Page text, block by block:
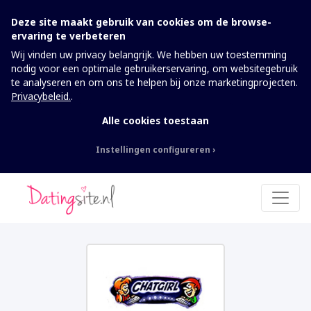
Deze site maakt gebruik van cookies om de browse-
ervaring te verbeteren
Wij vinden uw privacy belangrijk. We hebben uw toestemming
nodig voor een optimale gebruikerservaring, om websitegebruik
te analyseren en om ons te helpen bij onze marketingprojecten.
Privacybeleid..
Alle cookies toestaan
Instellingen configureren
Nodig
Deze cookies kunnen niet worden
Om de website inclusief informatie en
functionaliteit te kunnen verbeteren, willen